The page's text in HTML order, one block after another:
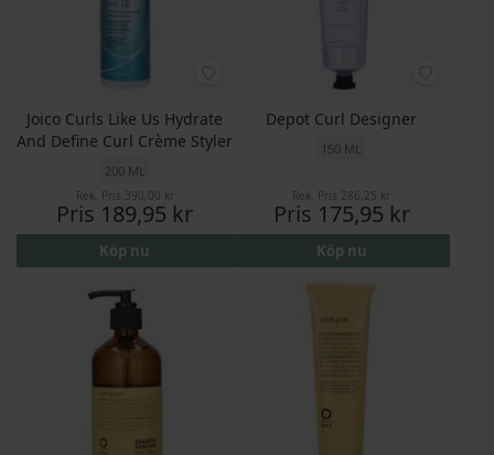
Joico Curls Like Us Hydrate
And Define Curl Crème Styler
200 ML
Rek. Pris 390,00 kr
Pris 189,95 kr
Köp nu
Depot Curl Designer
150 ML
Rek. Pris 286,25 kr
Pris 175,95 kr
Köp nu